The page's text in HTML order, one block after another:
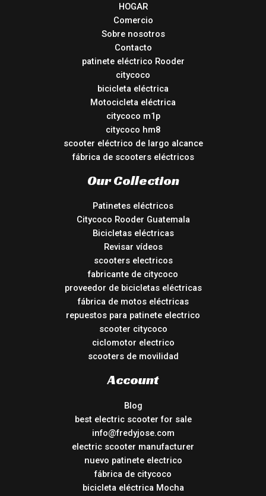
HOGAR
Comercio
Sobre nosotros
Contacto
patinete eléctrico Rooder
citycoco
bicicleta eléctrica
Motocicleta eléctrica
citycoco m1p
citycoco hm8
scooter eléctrico de largo alcance
fábrica de scooters eléctricos
Our Collection
Patinetes eléctricos
Citycoco Rooder Guatemala
Bicicletas eléctricas
Revisar vídeos
scooters electricos
fabricante de citycoco
proveedor de bicicletas eléctricas
fábrica de motos eléctricas
repuestos para patinete electrico
scooter citycoco
ciclomotor electrico
scooters de movilidad
Account
Blog
best electric scooter for sale
info@fredyjose.com
electric scooter manufacturer
nuevo patinete electrico
fábrica de citycoco
bicicleta eléctrica Mocha